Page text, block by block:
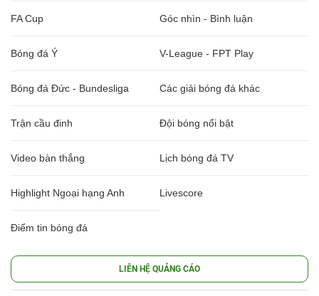
FA Cup Góc nhìn - Bình luận
Bóng đá Ý V-League - FPT Play
Bóng đá Đức - Bundesliga Các giải bóng đá khác
Trận cầu đinh Đội bóng nổi bật
Video bàn thắng Lịch bóng đá TV
Highlight Ngoại hạng Anh Livescore
Điểm tin bóng đá
LIÊN HỆ QUẢNG CÁO